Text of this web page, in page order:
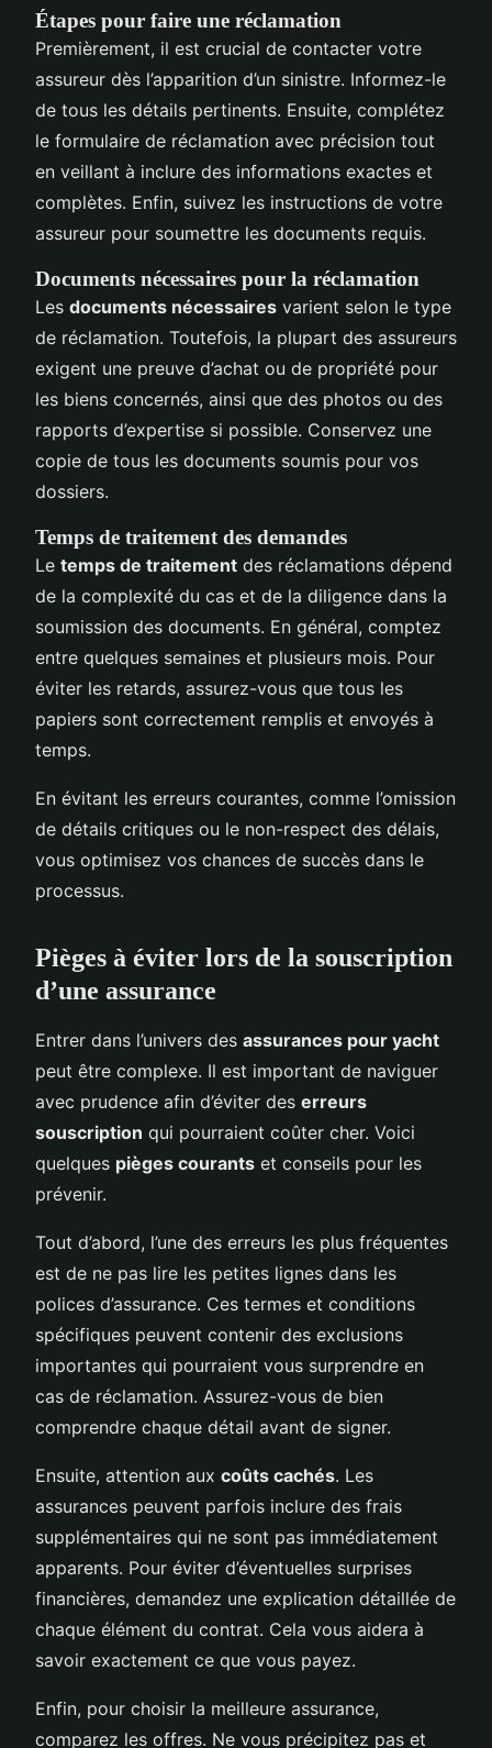
Étapes pour faire une réclamation
Premièrement, il est crucial de contacter votre
assureur dès l’apparition d’un sinistre. Informez-le
de tous les détails pertinents. Ensuite, complétez
le formulaire de réclamation avec précision tout
en veillant à inclure des informations exactes et
complètes. Enfin, suivez les instructions de votre
assureur pour soumettre les documents requis.
Documents nécessaires pour la réclamation
Les documents nécessaires varient selon le type
de réclamation. Toutefois, la plupart des assureurs
exigent une preuve d’achat ou de propriété pour
les biens concernés, ainsi que des photos ou des
rapports d’expertise si possible. Conservez une
copie de tous les documents soumis pour vos
dossiers.
Temps de traitement des demandes
Le temps de traitement des réclamations dépend
de la complexité du cas et de la diligence dans la
soumission des documents. En général, comptez
entre quelques semaines et plusieurs mois. Pour
éviter les retards, assurez-vous que tous les
papiers sont correctement remplis et envoyés à
temps.
En évitant les erreurs courantes, comme l’omission
de détails critiques ou le non-respect des délais,
vous optimisez vos chances de succès dans le
processus.
Pièges à éviter lors de la souscription
d’une assurance
Entrer dans l’univers des assurances pour yacht
peut être complexe. Il est important de naviguer
avec prudence afin d’éviter des erreurs
souscription qui pourraient coûter cher. Voici
quelques pièges courants et conseils pour les
prévenir.
Tout d’abord, l’une des erreurs les plus fréquentes
est de ne pas lire les petites lignes dans les
polices d’assurance. Ces termes et conditions
spécifiques peuvent contenir des exclusions
importantes qui pourraient vous surprendre en
cas de réclamation. Assurez-vous de bien
comprendre chaque détail avant de signer.
Ensuite, attention aux coûts cachés. Les
assurances peuvent parfois inclure des frais
supplémentaires qui ne sont pas immédiatement
apparents. Pour éviter d’éventuelles surprises
financières, demandez une explication détaillée de
chaque élément du contrat. Cela vous aidera à
savoir exactement ce que vous payez.
Enfin, pour choisir la meilleure assurance,
comparez les offres. Ne vous précipitez pas et